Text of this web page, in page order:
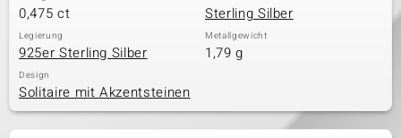
0,475 ct Sterling Silber
Legierung
925er Sterling Silber
Metallgewicht
1,79 g
Design
Solitaire mit Akzentsteinen